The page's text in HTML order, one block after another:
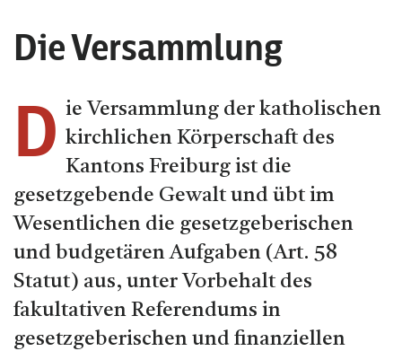
Die Versammlung
D ie Versammlung der katholischen
kirchlichen Körperschaft des
Kantons Freiburg ist die
gesetzgebende Gewalt und übt im
Wesentlichen die gesetzgeberischen
und budgetären Aufgaben (Art. 58
Statut) aus, unter Vorbehalt des
fakultativen Referendums in
gesetzgeberischen und finanziellen